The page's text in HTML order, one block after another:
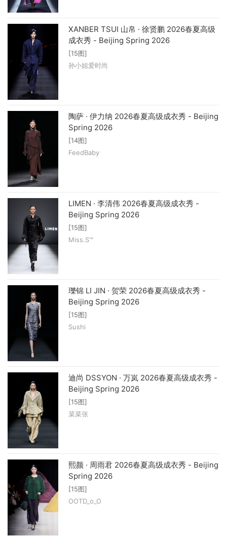
XANBER TSUI 山帛 · 徐贤鹏 2026春夏高级
成衣秀 - Beijing Spring 2026
[15图]
孙小姐爱时尚
陶萨 · 伊力纳 2026春夏高级成衣秀 - Beijing
Spring 2026
[14图]
FeedBaby
LIMEN · 李清伟 2026春夏高级成衣秀 -
Beijing Spring 2026
[15图]
Miss.S™
瓅锦 LI JIN · 贺荣 2026春夏高级成衣秀 -
Beijing Spring 2026
[15图]
Sushi
迪尚 DSSYON · 万岚 2026春夏高级成衣秀 -
Beijing Spring 2026
[15图]
菜菜张
熙颜 · 周雨君 2026春夏高级成衣秀 - Beijing
Spring 2026
[15图]
OOTD_o_O